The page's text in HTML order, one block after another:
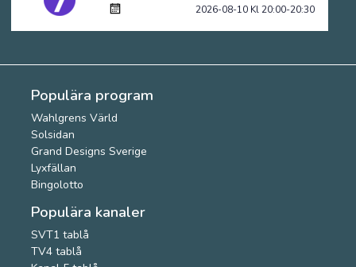
2026-08-10 Kl 20:00-20:30
Populära program
Wahlgrens Värld
Solsidan
Grand Designs Sverige
Lyxfällan
Bingolotto
Populära kanaler
SVT1 tablå
TV4 tablå